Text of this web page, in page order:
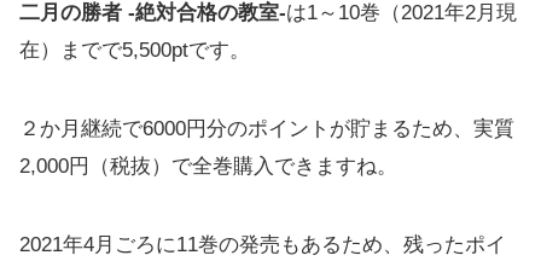
二月の勝者 -絶対合格の教室-は1～10巻（2021年2月現
在）までで5,500ptです。
２か月継続で6000円分のポイントが貯まるため、実質
2,000円（税抜）で全巻購入できますね。
2021年4月ごろに11巻の発売もあるため、残ったポイ